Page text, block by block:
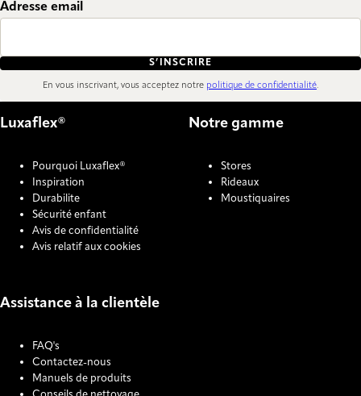
Adresse email
S’INSCRIRE
En vous inscrivant, vous acceptez notre politique de confidentialité.
Luxaflex®
Pourquoi Luxaflex®
Inspiration
Durabilite
Sécurité enfant
Avis de confidentialité
Avis relatif aux cookies
Notre gamme
Stores
Rideaux
Moustiquaires
Assistance à la clientèle
FAQ's
Contactez-nous
Manuels de produits